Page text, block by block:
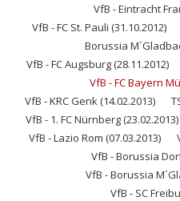
VfB - Eintracht
VfB - FC St. Pauli (31.10.2012)
Borussia
VfB - FC Augsburg (28.11.2012)
VfB - FC Bayern
VfB - KRC Genk (14.02.2013)
VfB - 1. FC Nürnberg (23.02.2013)
VfB - Lazio Rom (07.03.2013)
VfB - Borussia
VfB - Borussia
VfB - SC